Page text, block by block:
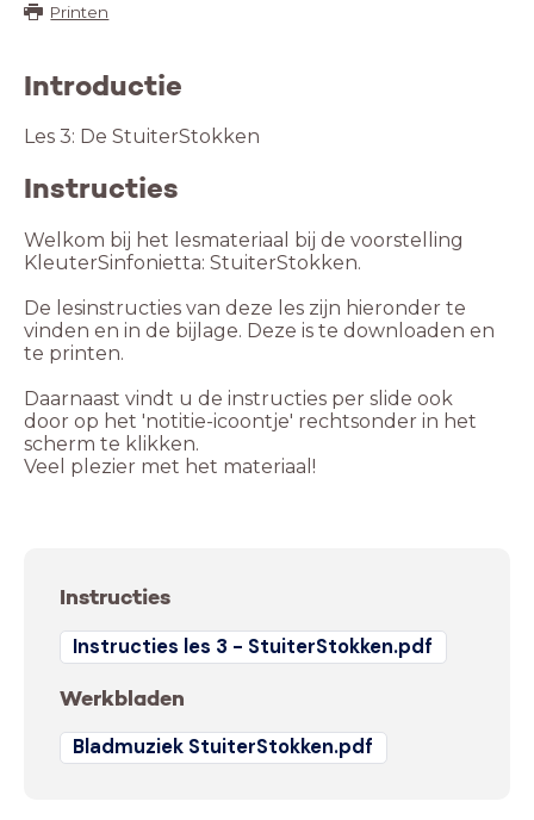
Printen
Introductie
Les 3: De StuiterStokken
Instructies
Welkom bij het lesmateriaal bij de voorstelling
KleuterSinfonietta: StuiterStokken.
De lesinstructies van deze les zijn hieronder te
vinden en in de bijlage. Deze is te downloaden en
Daarnaast vindt u de instructies per slide ook
door op het 'notitie-icoontje' rechtsonder in het
Veel plezier met het materiaal!
Instructies
Instructies les 3 - StuiterStokken.pdf
Werkbladen
Bladmuziek StuiterStokken.pdf